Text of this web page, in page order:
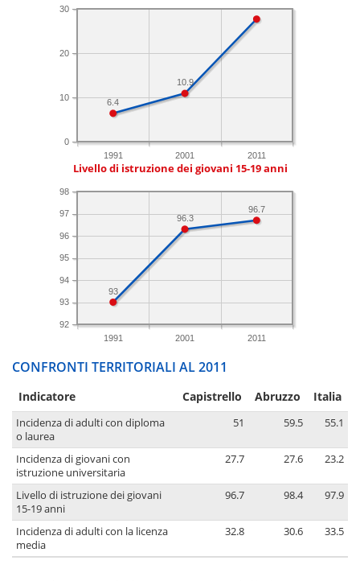
1991 2001 2011
0
10
20
30
10.9
6.4
Livello di istruzione dei giovani 15-19 anni
1991 2001 2011
92
93
94
95
96
97
98
96.7
96.3
93
CONFRONTI TERRITORIALI AL 2011
Indicatore Capistrello Abruzzo Italia
Incidenza di adulti con diploma
o laurea
51 59.5 55.1
Incidenza di giovani con
istruzione universitaria
27.7 27.6 23.2
Livello di istruzione dei giovani
15-19 anni
96.7 98.4 97.9
Incidenza di adulti con la licenza
media
32.8 30.6 33.5